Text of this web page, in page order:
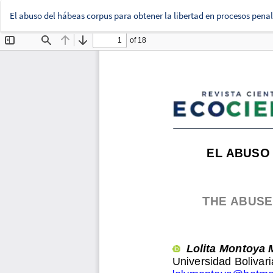
El abuso del hábeas corpus para obtener la libertad en procesos